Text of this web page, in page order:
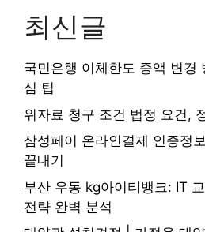
최신글
국민은행 이체한도 증액 변경
심 팁
위자료 청구 조건 법정 요건,
삼성페이 온라인결제 인증정
끝내기
부산 우동 kg아이티뱅크: IT
전략 완벽 분석